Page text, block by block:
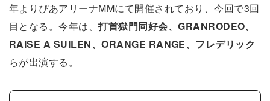
年よりぴあアリーナMMにて開催されており、今回で3回
目となる。今年は、打首獄門同好会、GRANRODEO、
RAISE A SUILEN、ORANGE RANGE、フレデリック
らが出演する。